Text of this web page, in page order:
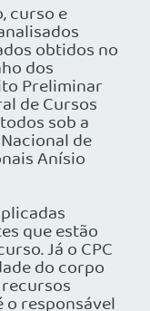
curso e
obtidos no
dos
Preliminar
de Cursos
sob a
de
Anísio
que estão
Já o CPC
do corpo
o responsável